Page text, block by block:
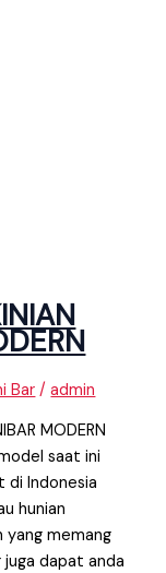
Bar /admin
MODERN
saat ini
di Indonesia
hunian
yang memang
dapat anda